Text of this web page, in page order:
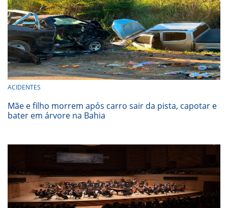
ACIDENTES
Mãe e filho morrem após carro sair da pista, capotar e
bater em árvore na Bahia